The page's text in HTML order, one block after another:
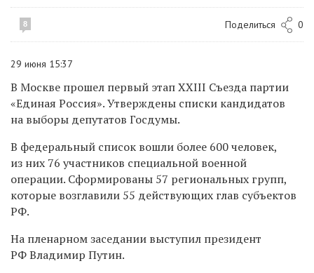
8 Поделиться 0
29 июня 15:37
В Москве прошел первый этап XXIII Съезда партии
«Единая Россия». Утверждены списки кандидатов
на выборы депутатов Госдумы.
В федеральный список вошли более 600 человек,
из них 76 участников специальной военной
операции. Сформированы 57 региональных групп,
которые возглавили 55 действующих глав субъектов
РФ.
На пленарном заседании выступил президент
РФ Владимир Путин.